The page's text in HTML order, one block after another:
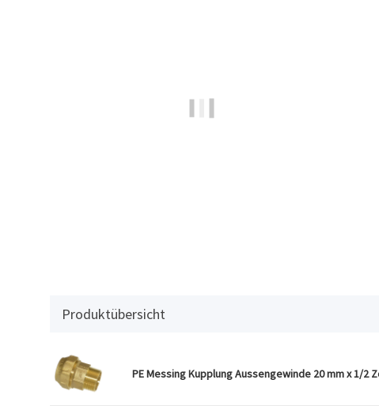
Produktübersicht
PE Messing Kupplung Aussengewinde 20 mm x 1/2